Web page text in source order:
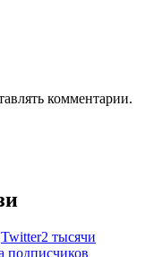
комментарии.
Twitter2 тысячи
подписчиков